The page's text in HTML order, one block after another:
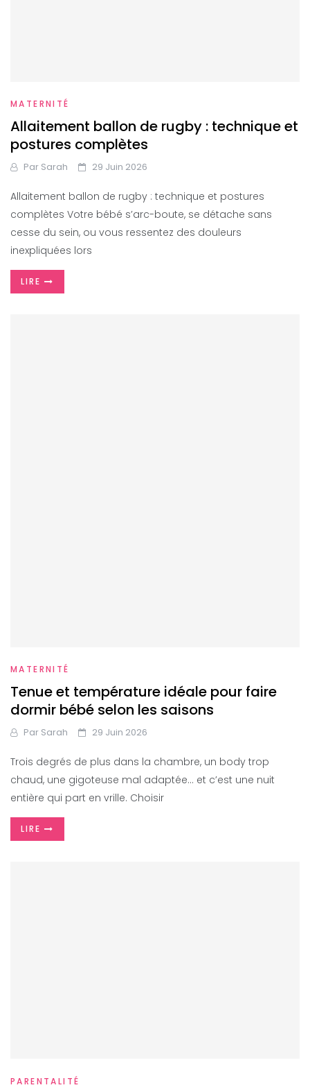
MATERNITÉ
Allaitement ballon de rugby : technique et
postures complètes
Par Sarah 29 Juin 2026
Allaitement ballon de rugby : technique et postures
complètes Votre bébé s’arc-boute, se détache sans
cesse du sein, ou vous ressentez des douleurs
inexpliquées lors
LIRE
MATERNITÉ
Tenue et température idéale pour faire
dormir bébé selon les saisons
Par Sarah 29 Juin 2026
Trois degrés de plus dans la chambre, un body trop
chaud, une gigoteuse mal adaptée… et c’est une nuit
entière qui part en vrille. Choisir
LIRE
PARENTALITÉ